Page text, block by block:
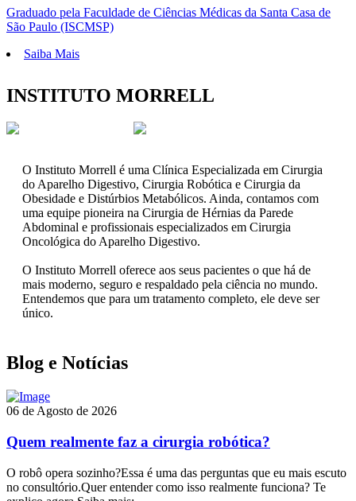
Graduado pela Faculdade de Ciências Médicas da Santa Casa de
São Paulo (ISCMSP)
Saiba Mais
INSTITUTO MORRELL
O Instituto Morrell é uma Clínica Especializada em Cirurgia
do Aparelho Digestivo, Cirurgia Robótica e Cirurgia da
Obesidade e Distúrbios Metabólicos. Ainda, contamos com
uma equipe pioneira na Cirurgia de Hérnias da Parede
Abdominal e profissionais especializados em Cirurgia
Oncológica do Aparelho Digestivo.
O Instituto Morrell oferece aos seus pacientes o que há de
mais moderno, seguro e respaldado pela ciência no mundo.
Entendemos que para um tratamento completo, ele deve ser
único.
Blog e Notícias
06 de Agosto de 2026
Quem realmente faz a cirurgia robótica?
O robô opera sozinho?Essa é uma das perguntas que eu mais escuto
no consultório.Quer entender como isso realmente funciona? Te